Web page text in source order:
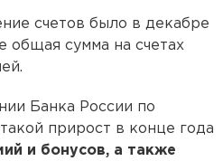
счетов было в декабре
общая сумма на счетах
Банка России по
прирост в конце года
и бонусов, а также